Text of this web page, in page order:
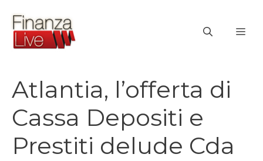
contenuto
Atlantia, l’offerta di
Cassa Depositi e
Prestiti delude Cda